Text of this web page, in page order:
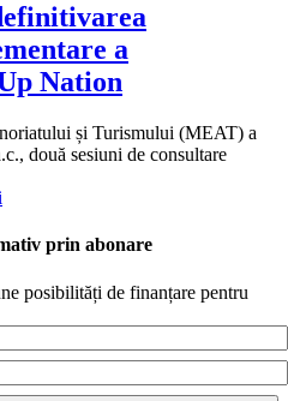
a
Nation
și Turismului (MEAT) a
două sesiuni de consultare
prin abonare
posibilități de finanțare pentru